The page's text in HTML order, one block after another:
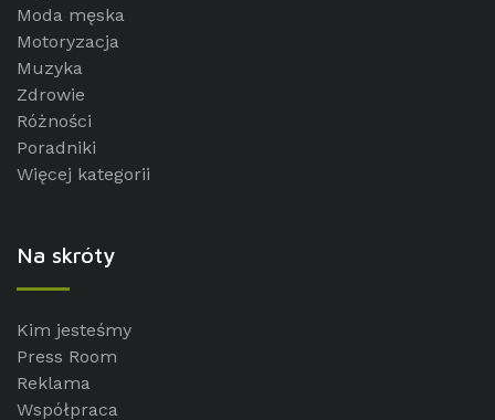
Moda męska
Motoryzacja
Muzyka
Zdrowie
Różności
Poradniki
Więcej kategorii
Na skróty
Kim jesteśmy
Press Room
Reklama
Współpraca